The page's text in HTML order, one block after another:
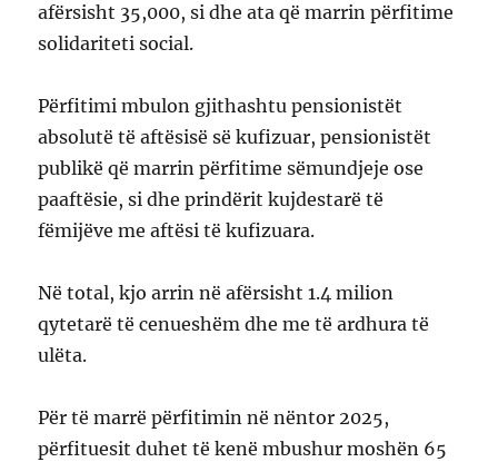
afërsisht 35,000, si dhe ata që marrin përfitime
solidariteti social.
Përfitimi mbulon gjithashtu pensionistët
absolutë të aftësisë së kufizuar, pensionistët
publikë që marrin përfitime sëmundjeje ose
paaftësie, si dhe prindërit kujdestarë të
fëmijëve me aftësi të kufizuara.
Në total, kjo arrin në afërsisht 1.4 milion
qytetarë të cenueshëm dhe me të ardhura të
ulëta.
Për të marrë përfitimin në nëntor 2025,
përfituesit duhet të kenë mbushur moshën 65